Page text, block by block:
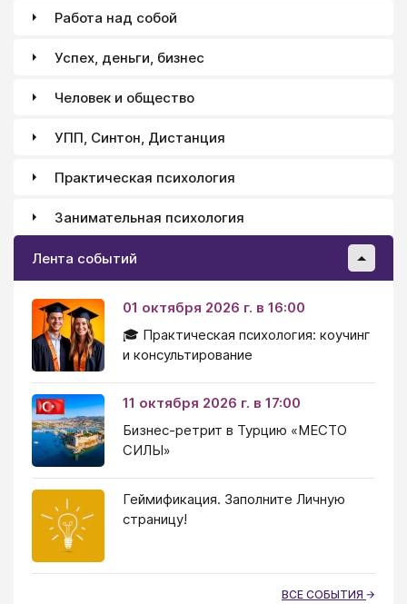
Работа над собой
Успех, деньги, бизнес
Человек и общество
УПП, Синтон, Дистанция
Практическая психология
Занимательная психология
Лента событий
01 октября 2026 г. в 16:00
🎓 Практическая психология: коучинг
и консультирование
11 октября 2026 г. в 17:00
Бизнес-ретрит в Турцию «МЕСТО
СИЛЫ»
Геймификация. Заполните Личную
страницу!
ВСЕ СОБЫТИЯ